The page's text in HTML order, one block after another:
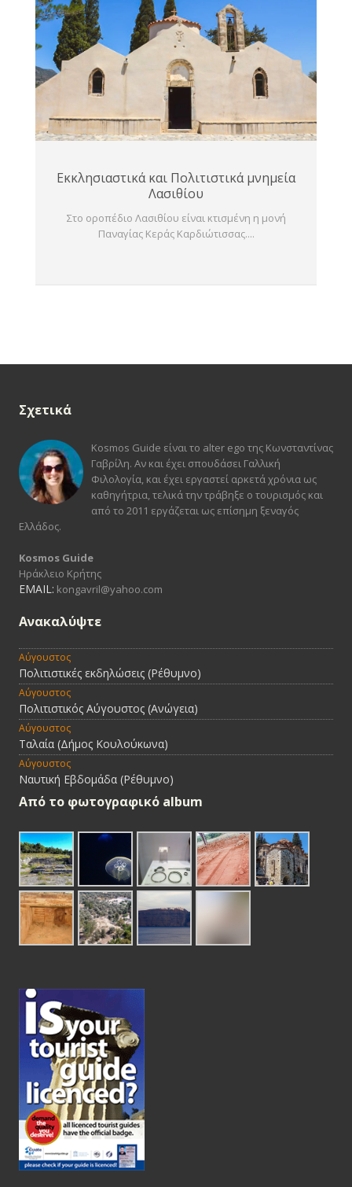
Εκκλησιαστικά και Πολιτιστικά μνημεία
Λασιθίου
Στο οροπέδιο Λασιθίου είναι κτισμένη η μονή
Παναγίας Κεράς Καρδιώτισσας....
Σχετικά
Kosmos Guide είναι το alter ego της Κωνσταντίνας
Γαβρίλη. Αν και έχει σπουδάσει Γαλλική
Φιλολογία, και έχει εργαστεί αρκετά χρόνια ως
καθηγήτρια, τελικά την τράβηξε ο τουρισμός και
από το 2011 εργάζεται ως επίσημη ξεναγός
Ελλάδος.
Kosmos Guide
Ηράκλειο Κρήτης
EMAIL: kongavril@yahoo.com
Ανακαλύψτε
Αύγουστος
Πολιτιστικές εκδηλώσεις (Ρέθυμνο)
Αύγουστος
Πολιτιστικός Αύγουστος (Ανώγεια)
Αύγουστος
Ταλαία (Δήμος Κουλούκωνα)
Αύγουστος
Ναυτική Εβδομάδα (Ρέθυμνο)
Από τo φωτογραφικό album